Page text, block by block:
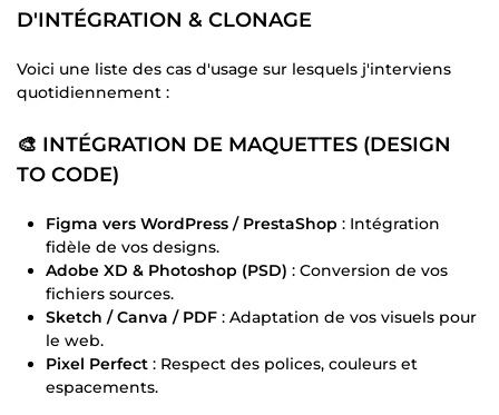
D'INTÉGRATION & CLONAGE
Voici une liste des cas d'usage sur lesquels j'interviens
quotidiennement :
🎨 INTÉGRATION DE MAQUETTES (DESIGN
TO CODE)
Figma vers WordPress / PrestaShop : Intégration
fidèle de vos designs.
Adobe XD & Photoshop (PSD) : Conversion de vos
fichiers sources.
Sketch / Canva / PDF : Adaptation de vos visuels pour
le web.
Pixel Perfect : Respect des polices, couleurs et
espacements.